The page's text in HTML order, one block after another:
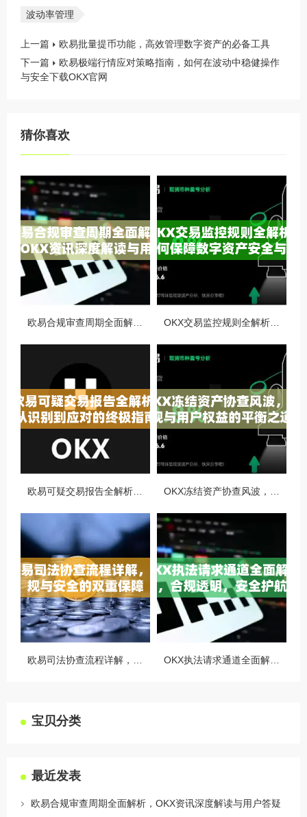
波动率管理
上一篇
欧易批量提币功能，高效管理数字资产的必备工具
下一篇
欧易极端行情应对策略指南，如何在波动中稳健操作
与安全下载OKX官网
猜你喜欢
宝贝分类
最近发表
欧易合规审查周期全面解析，OKX资讯深度解读与用户答疑